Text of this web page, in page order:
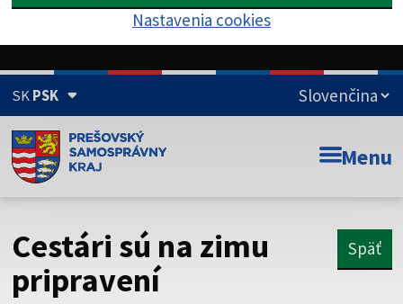
Nastavenia cookies
SKPSK
Doména psk.sk je oficiálna
Toto je oficiálna webová stránka Prešovského
Táto stránka je zabezpečená
Menu
Cestári sú na zimu
pripravení
Späť